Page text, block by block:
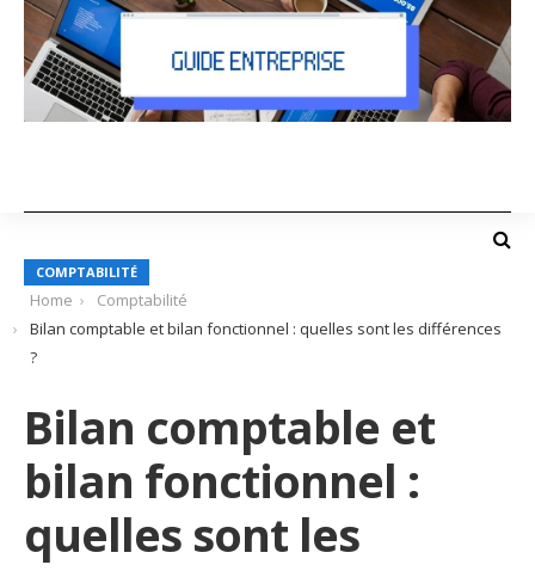
COMPTABILITÉ
Home
Comptabilité
Bilan comptable et bilan fonctionnel : quelles sont les différences
?
Bilan comptable et
bilan fonctionnel :
quelles sont les